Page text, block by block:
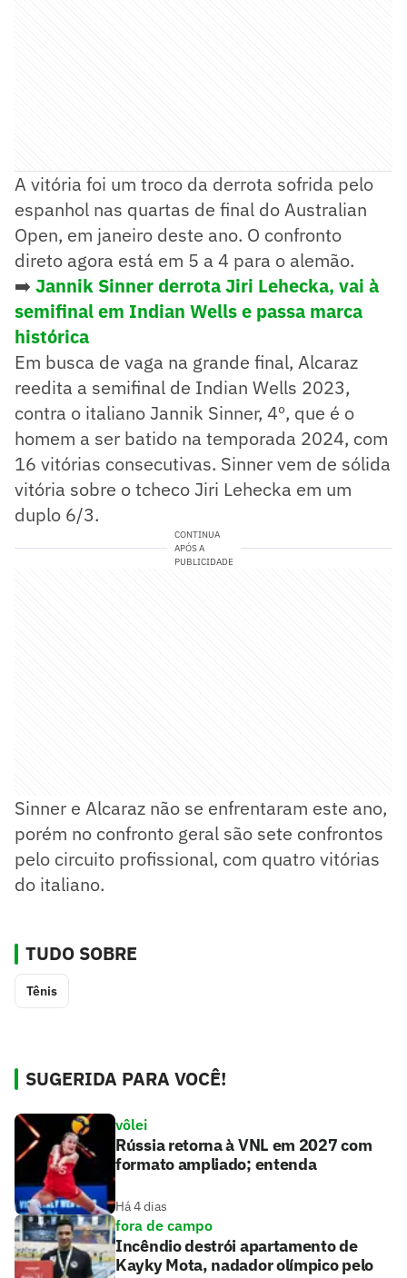
A vitória foi um troco da derrota sofrida pelo
espanhol nas quartas de final do Australian
Open, em janeiro deste ano. O confronto
direto agora está em 5 a 4 para o alemão.
➡️ Jannik Sinner derrota Jiri Lehecka, vai à
semifinal em Indian Wells e passa marca
histórica
Em busca de vaga na grande final, Alcaraz
reedita a semifinal de Indian Wells 2023,
contra o italiano Jannik Sinner, 4º, que é o
homem a ser batido na temporada 2024, com
16 vitórias consecutivas. Sinner vem de sólida
vitória sobre o tcheco Jiri Lehecka em um
duplo 6/3.
CONTINUA
APÓS A
PUBLICIDADE
Sinner e Alcaraz não se enfrentaram este ano,
porém no confronto geral são sete confrontos
pelo circuito profissional, com quatro vitórias
do italiano.
TUDO SOBRE
Tênis
SUGERIDA PARA VOCÊ!
vôlei
Rússia retorna à VNL em 2027 com
formato ampliado; entenda
Há 4 dias
fora de campo
Incêndio destrói apartamento de
Kayky Mota, nadador olímpico pelo